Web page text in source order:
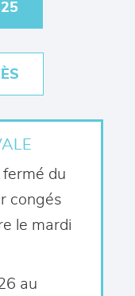
du
congés
le mardi
au